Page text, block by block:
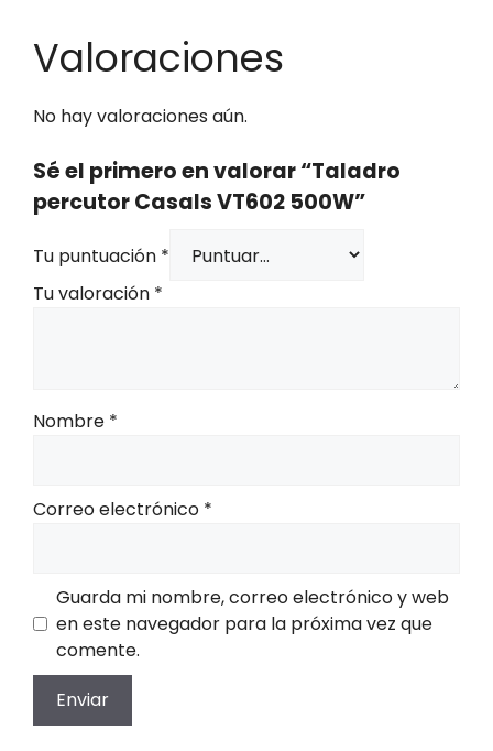
Valoraciones
No hay valoraciones aún.
Sé el primero en valorar “Taladro
percutor Casals VT602 500W”
Tu puntuación *
Tu valoración *
Nombre *
Correo electrónico *
Guarda mi nombre, correo electrónico y web
en este navegador para la próxima vez que
comente.